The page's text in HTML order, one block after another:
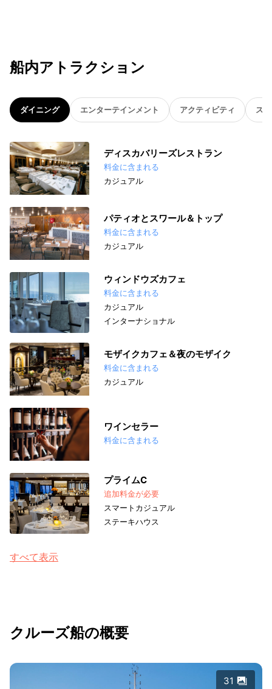
船内アトラクション
ダイニング エンターテインメント アクティビティ ス
ディスカバリーズレストラン
料金に含まれる
カジュアル
パティオとスワール＆トップ
料金に含まれる
カジュアル
ウィンドウズカフェ
料金に含まれる
カジュアル
インターナショナル
モザイクカフェ＆夜のモザイク
料金に含まれる
カジュアル
ワインセラー
料金に含まれる
プライムC
追加料金が必要
スマートカジュアル
ステーキハウス
すべて表示
クルーズ船の概要
31